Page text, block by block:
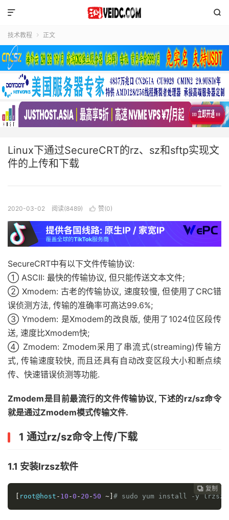


技术教程  正文
Linux下通过SecureCRT的rz、sz和sftp实现文
件的上传和下载
2020-03-02 阅读(8489)  赞(0)
SecureCRT中有以下文件传输协议:
① ASCII: 最快的传输协议, 但只能传送文本文件;
② Xmodem: 古老的传输协议, 速度较慢, 但使用了CRC错
误侦测方法, 传输的准确率可高达99.6%;
③ Ymodem: 是Xmodem的改良版, 使用了1024位区段传
送, 速度比Xmodem快;
④ Zmodem: Zmodem采用了串流式(streaming)传输方
式, 传输速度较快, 而且还具有自动改变区段大小和断点续
传、快速错误侦测等功能.
Zmodem是目前最流行的文件传输协议, 下述的rz/sz命令
就是通过Zmodem模式传输文件.
1 通过rz/sz命令上传/下载
1.1 安装lrzsz软件
 复制
 复制
 复制
 复制
 复制
 复制
 复制
 复制
 复制
 复制
[ root@host - 10 -0 - 20 - 50 ~] # sudo yum install -y lrzsz